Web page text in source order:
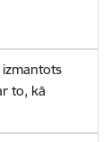
to, kā